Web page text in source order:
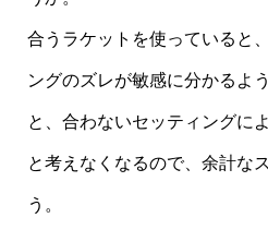
合うラケットを使っていると
ングのズレが敏感に分かるよ
と、合わないセッティングに
と考えなくなるので、余計な
う。